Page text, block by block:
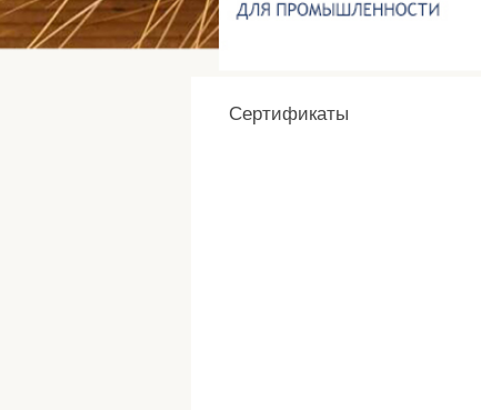
Сертификаты